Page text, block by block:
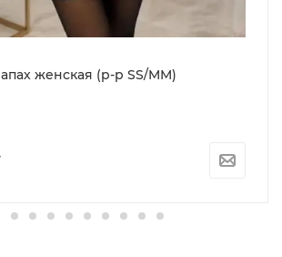
женская (р-р SS/MM)